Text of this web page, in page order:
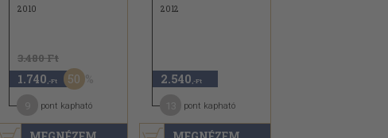
2010
3.480 Ft
1.740 ,-Ft 50
pont kapható
2012
2.540 ,-Ft
pont kapható